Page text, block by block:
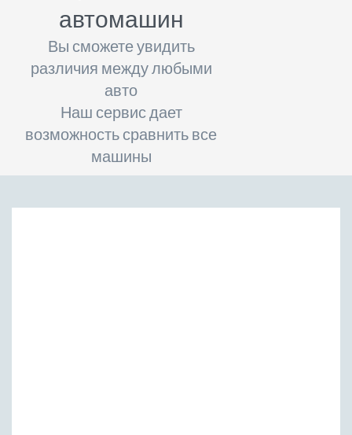
автомашин
Вы сможете увидить
различия между любыми
авто
Наш сервис дает
возможность сравнить все
машины